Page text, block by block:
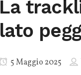
La
lato
5 Maggio 2025